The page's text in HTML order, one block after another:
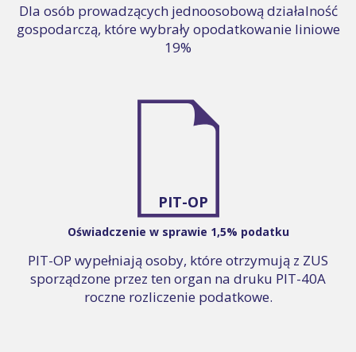
Dla osób prowadzących jednoosobową działalność
gospodarczą, które wybrały opodatkowanie liniowe
19%
PIT-OP
Oświadczenie w sprawie 1,5% podatku
PIT-OP wypełniają osoby, które otrzymują z ZUS
sporządzone przez ten organ na druku PIT-40A
roczne rozliczenie podatkowe.